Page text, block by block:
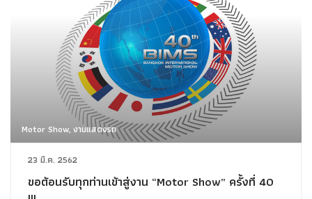
Motor Show, งานแสดงรถ
23 มี.ค. 2562
ขอต้อนรับทุกท่านเข้าสู่งาน “Motor Show” ครั้งที่ 40